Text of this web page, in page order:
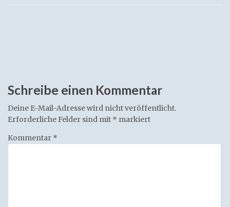
Schreibe einen Kommentar
Deine E-Mail-Adresse wird nicht veröffentlicht.
Erforderliche Felder sind mit * markiert
Kommentar *